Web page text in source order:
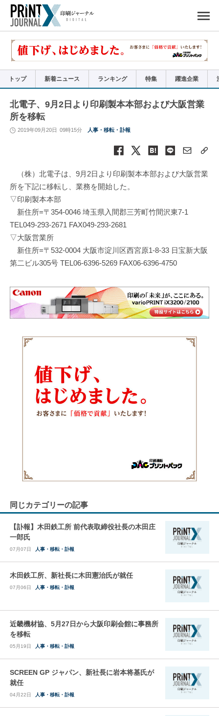
で
リ
トップ 新着ニュース ランキング 特集 躍進企業
北電子、9月2日より印刷製本本部および大阪営業
所を移転
2019年09月20日 09時15分 人事・移転・訃報
（株）北電子は、9月2日より印刷製本本部および大阪営業
所を下記に移転し、業務を開始した。
▽印刷製本本部
新住所=〒354-0046 埼玉県入間郡三芳町竹間沢東7-1
TEL049-293-2671 FAX049-293-2681
▽大阪営業所
新住所=〒532-0004 大阪市淀川区西宮原1-8-33 日宝新大阪
第二ビル305号 TEL06-6396-5269 FAX06-6396-4750
同じカテゴリーの記事
【訃報】木田鉄工所 前代表取締役社長の木田庄
一郎氏
07月07日 人事・移転・訃報
木田鉄工所、新社長に木田憲治氏が就任
07月06日 人事・移転・訃報
近畿機材協、5月27日から大阪印刷会館に事務所
を移転
05月19日 人事・移転・訃報
SCREEN GP ジャパン、新社長に岩本将基氏が
就任
04月22日 人事・移転・訃報